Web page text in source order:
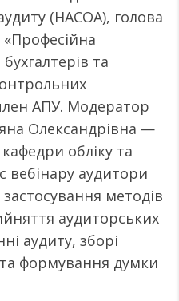
(НАСОА), голова
та
АПУ. Модератор
Олександрівна —
обліку та
вебінару аудитори
методів
аудиторських
аудиту, зборі
формування думки